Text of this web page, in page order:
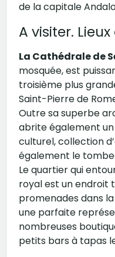
de la capitale
A visiter.
La Cathédrale de
mosquée, est
troisième plus
Saint-Pierre de
Outre sa superbe
abrite également
culturel, collection
également le
Le quartier qui
royal est un endroit
promenades dans
une parfaite
nombreuses
petits bars à tapas